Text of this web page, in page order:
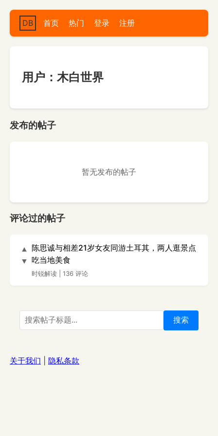
DB 首页 热门 登录 注册
用户：木白世界
发布的帖子
暂无发布的帖子
评论过的帖子
▲
▼
陈思诚与相差21岁女友同游土耳其，两人逛景点
吃当地美食
时锐解读 136 评论
搜索
关于我们 隐私条款